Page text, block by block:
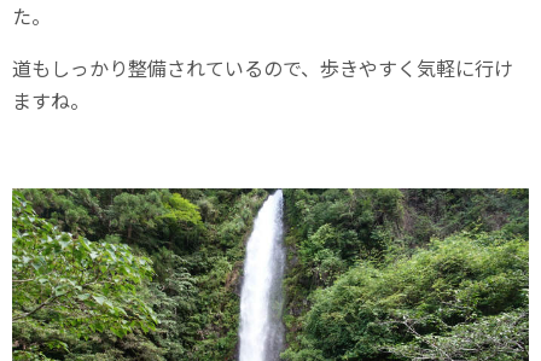
た。
道もしっかり整備されているので、歩きやすく気軽に行け
ますね。